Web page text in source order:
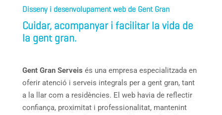
Disseny i desenvolupament web de Gent Gran
Cuidar, acompanyar i facilitar la vida de
la gent gran.
Gent Gran Serveis és una empresa especialitzada en
oferir atenció i serveis integrals per a gent gran, tant
a la llar com a residències. El web havia de reflectir
confiança, proximitat i professionalitat, mantenint